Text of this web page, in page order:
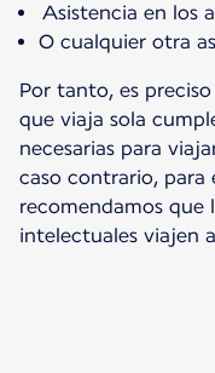
Asistencia en los
O cualquier otra
Por tanto, es
que viaja sola
necesarias para
caso contrario, para
recomendamos que
intelectuales viajen